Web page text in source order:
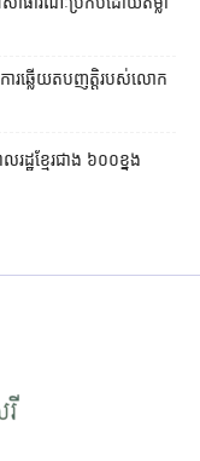
រ​ឆ្លើយតប​ញត្តិ​របស់​លោក
ឋខ្មែរជាង ៦០០ខ្នង